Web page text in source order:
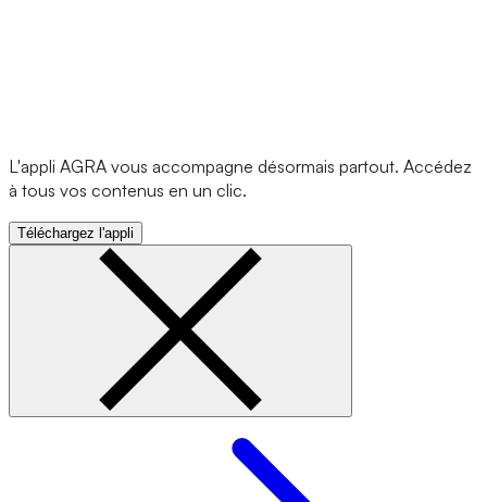
L'appli AGRA vous accompagne désormais partout. Accédez
à tous vos contenus en un clic.
Téléchargez l'appli